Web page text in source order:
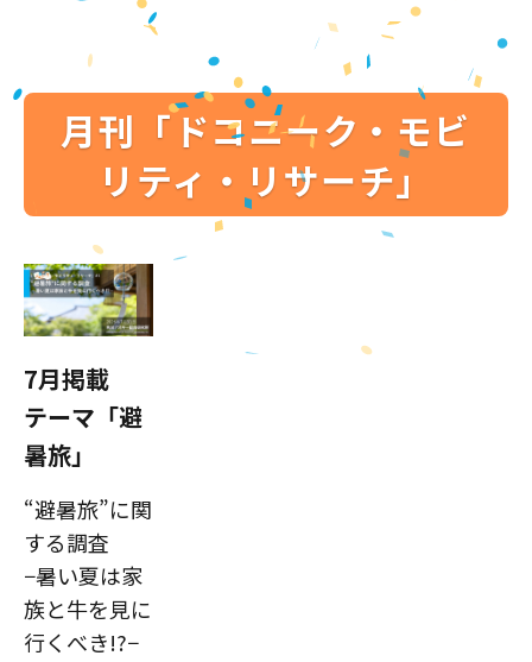
月刊「ドコニーク・モビ
リティ・リサーチ」
7月掲載
テーマ「避
暑旅」
“避暑旅”に関
する調査
−暑い夏は家
族と牛を見に
行くべき!?−